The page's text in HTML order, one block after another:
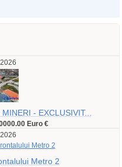
- EXCLUSIVIT...
Euro €
Metro 2